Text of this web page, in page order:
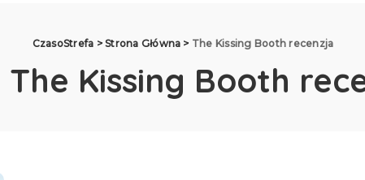
CzasoStrefa >Strona Główna > The Kissing Booth recenzja
The Kissing Booth